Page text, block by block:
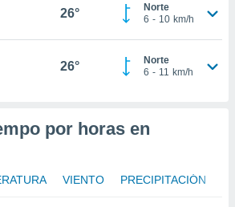
26°
Norte
6 - 10 km/h
26°
Norte
6 - 11 km/h
por horas en
VIENTO PRECIPITACIÓN